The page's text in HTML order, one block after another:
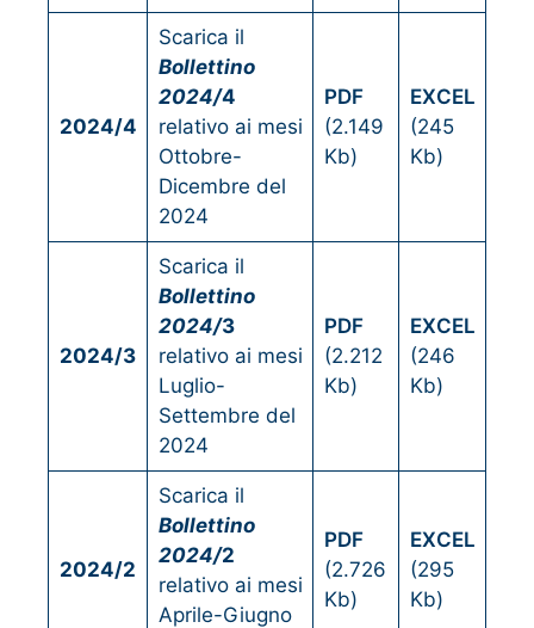
2024/4
Scarica il
Bollettino
2024/4
relativo ai mesi
Ottobre-
Dicembre del
2024
PDF
(2.149
Kb)
EXCEL
(245
Kb)
2024/3
Scarica il
Bollettino
2024/3
relativo ai mesi
Luglio-
Settembre del
2024
PDF
(2.212
Kb)
EXCEL
(246
Kb)
2024/2
Scarica il
Bollettino
2024/2
relativo ai mesi
Aprile-Giugno
PDF
(2.726
Kb)
EXCEL
(295
Kb)